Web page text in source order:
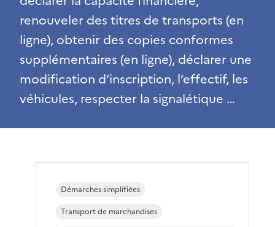
renouveler des titres de transports (en
ligne), obtenir des copies conformes
supplémentaires (en ligne), déclarer une
modification d’inscription, l’effectif, les
véhicules, respecter la signalétique …
Démarches simplifiées
Transport de marchandises